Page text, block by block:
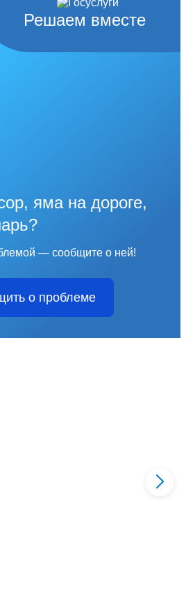
Решаем вместе
яма на дороге,
— сообщите о ней!
о проблеме